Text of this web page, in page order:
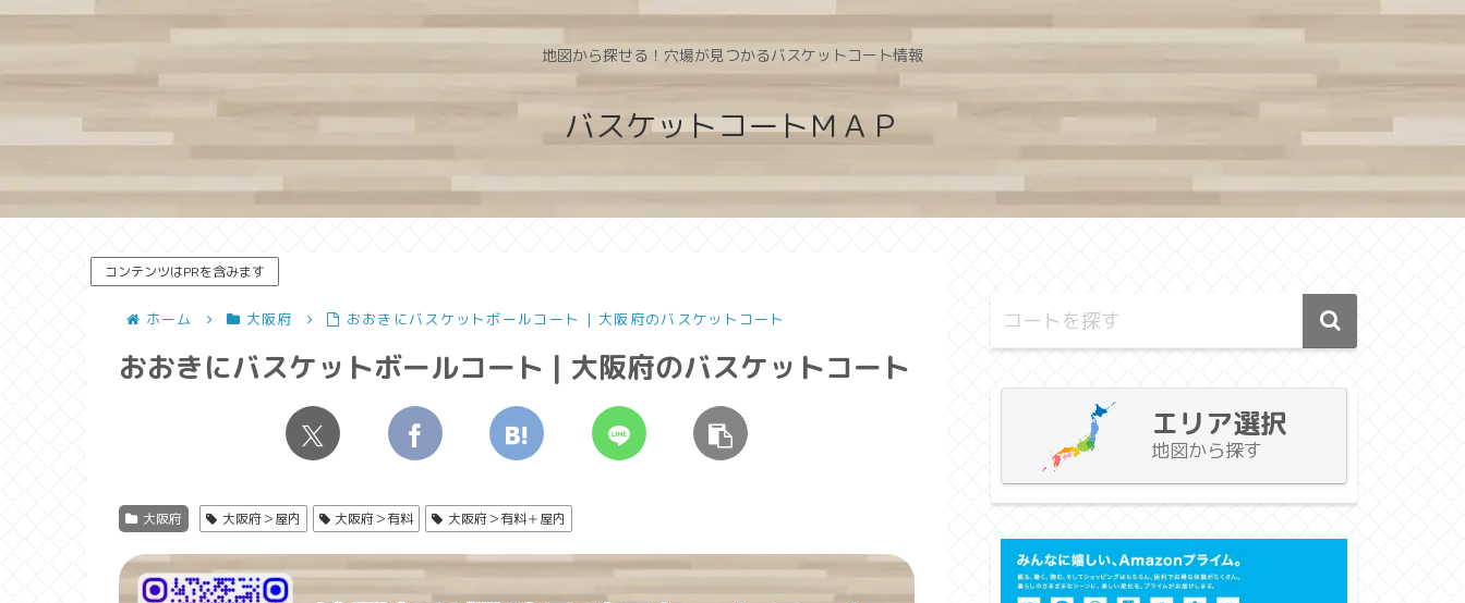
地図から探せる！穴場が見つかるバスケットコート情報
バスケットコートＭＡＰ
コンテンツはPRを含みます
ホーム 大阪府 おおきにバスケットボールコート | 大阪府のバスケットコート
おおきにバスケットボールコート | 大阪府のバスケットコート
大阪府 大阪府＞屋内 大阪府＞有料 大阪府＞有料＋屋内
エリア選択
地図から探す